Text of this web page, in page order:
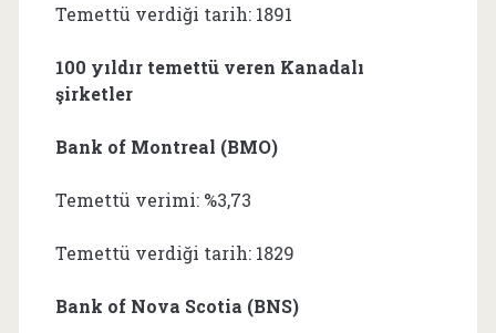
Temettü verdiği tarih: 1891
100 yıldır temettü veren Kanadalı
şirketler
Bank of Montreal (BMO)
Temettü verimi: %3,73
Temettü verdiği tarih: 1829
Bank of Nova Scotia (BNS)